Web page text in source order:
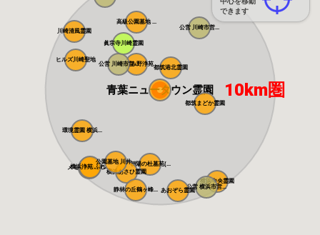
できます
横浜中央霊園
環境霊園 横浜...
都筑港北霊園
朝陽の杜墓苑(...
メモリアルサン...
横浜あさひ霊園
横浜浄苑 ふれ...
あざみ野浄苑
ヒルズ川崎聖地
川崎清風霊園
高級公園墓地 ...
公園墓地 川井...
静林の丘鶴ヶ峰...
公営 川崎市営...
公営 川崎市営...
公営 横浜市営...
あおぞら霊園
都筑まどか霊園
眞宗寺川崎霊園
青葉ニュータウン霊園 10km圏